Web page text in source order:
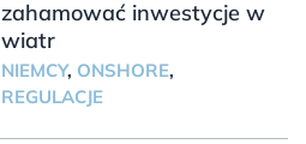
zahamować inwestycje w
wiatr
NIEMCY, ONSHORE,
REGULACJE